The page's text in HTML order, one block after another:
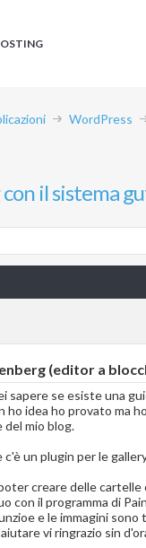
WordPress
il sistema
(editor a
sapere se esiste una
idea ho provato ma
del mio blog.
un plugin per le
creare delle
con il programma di
e le immagini
vi ringrazio sin